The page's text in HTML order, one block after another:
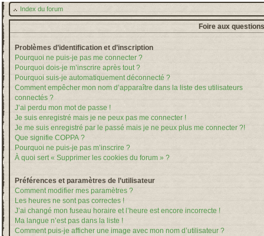
Index du forum
Foire aux
Problèmes d’identification et d’inscription
Pourquoi ne puis-je pas me connecter ?
Pourquoi dois-je m’inscrire après tout ?
Pourquoi suis-je automatiquement déconnecté ?
Comment empêcher mon nom d’apparaître dans la liste des utilisateurs
connectés ?
J’ai perdu mon mot de passe !
Je suis enregistré mais je ne peux pas me connecter !
Je me suis enregistré par le passé mais je ne peux plus me connecter ?!
Que signifie COPPA ?
Pourquoi ne puis-je pas m’inscrire ?
À quoi sert « Supprimer les cookies du forum » ?
Préférences et paramètres de l’utilisateur
Comment modifier mes paramètres ?
Les heures ne sont pas correctes !
J’ai changé mon fuseau horaire et l’heure est encore incorrecte !
Ma langue n’est pas dans la liste !
Comment puis-je afficher une image avec mon nom d’utilisateur ?